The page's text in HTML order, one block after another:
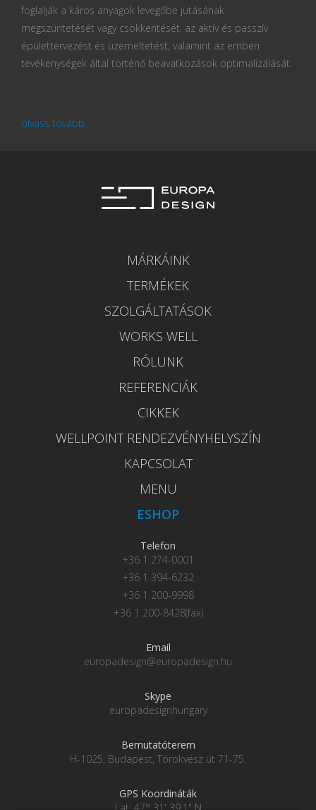
foglalják a káros anyagok levegőbe jutásának
megszüntetését vagy csökkentését, az aktív és passzív
épülettervezést és üzemeltetést, valamint az emberi
tevékenységek által történő beavatkozások optimalizálását.
olvass tovább...
MÁRKÁINK
TERMÉKEK
SZOLGÁLTATÁSOK
WORKS WELL
RÓLUNK
REFERENCIÁK
CIKKEK
WELLPOINT RENDEZVÉNYHELYSZÍN
KAPCSOLAT
MENU
ESHOP
Telefon
+36 1 274-0001
+36 1 394-6232
+36 1 200-9998
+36 1 200-8428(fax)
Email
europadesign@europadesign.hu
Skype
europadesignhungary
Bemutatóterem
H-1025, Budapest, Törökvész út 71-75.
GPS Koordináták